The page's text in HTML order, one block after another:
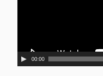
00:00